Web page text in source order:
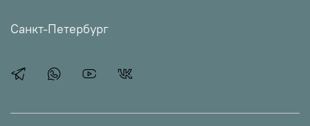
Санкт-Петербург